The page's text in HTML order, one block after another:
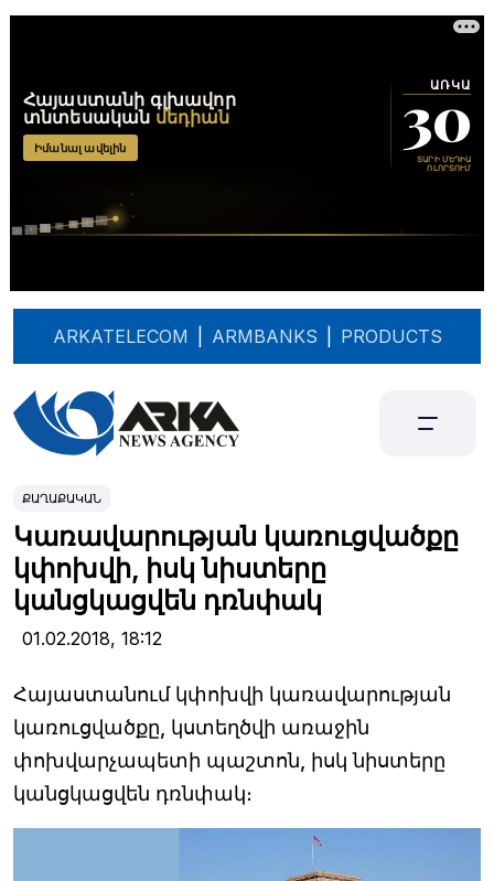
ARKATELECOM ARMBANKS PRODUCTS
ՔԱՂԱՔԱԿԱՆ
Կառավարության կառուցվածքը
կփոխվի, իսկ նիստերը
կանցկացվեն դռնփակ
01.02.2018, 18:12
Հայաստանում կփոխվի կառավարության
կառուցվածքը, կստեղծվի առաջին
փոխվարչապետի պաշտոն, իսկ նիստերը
կանցկացվեն դռնփակ։